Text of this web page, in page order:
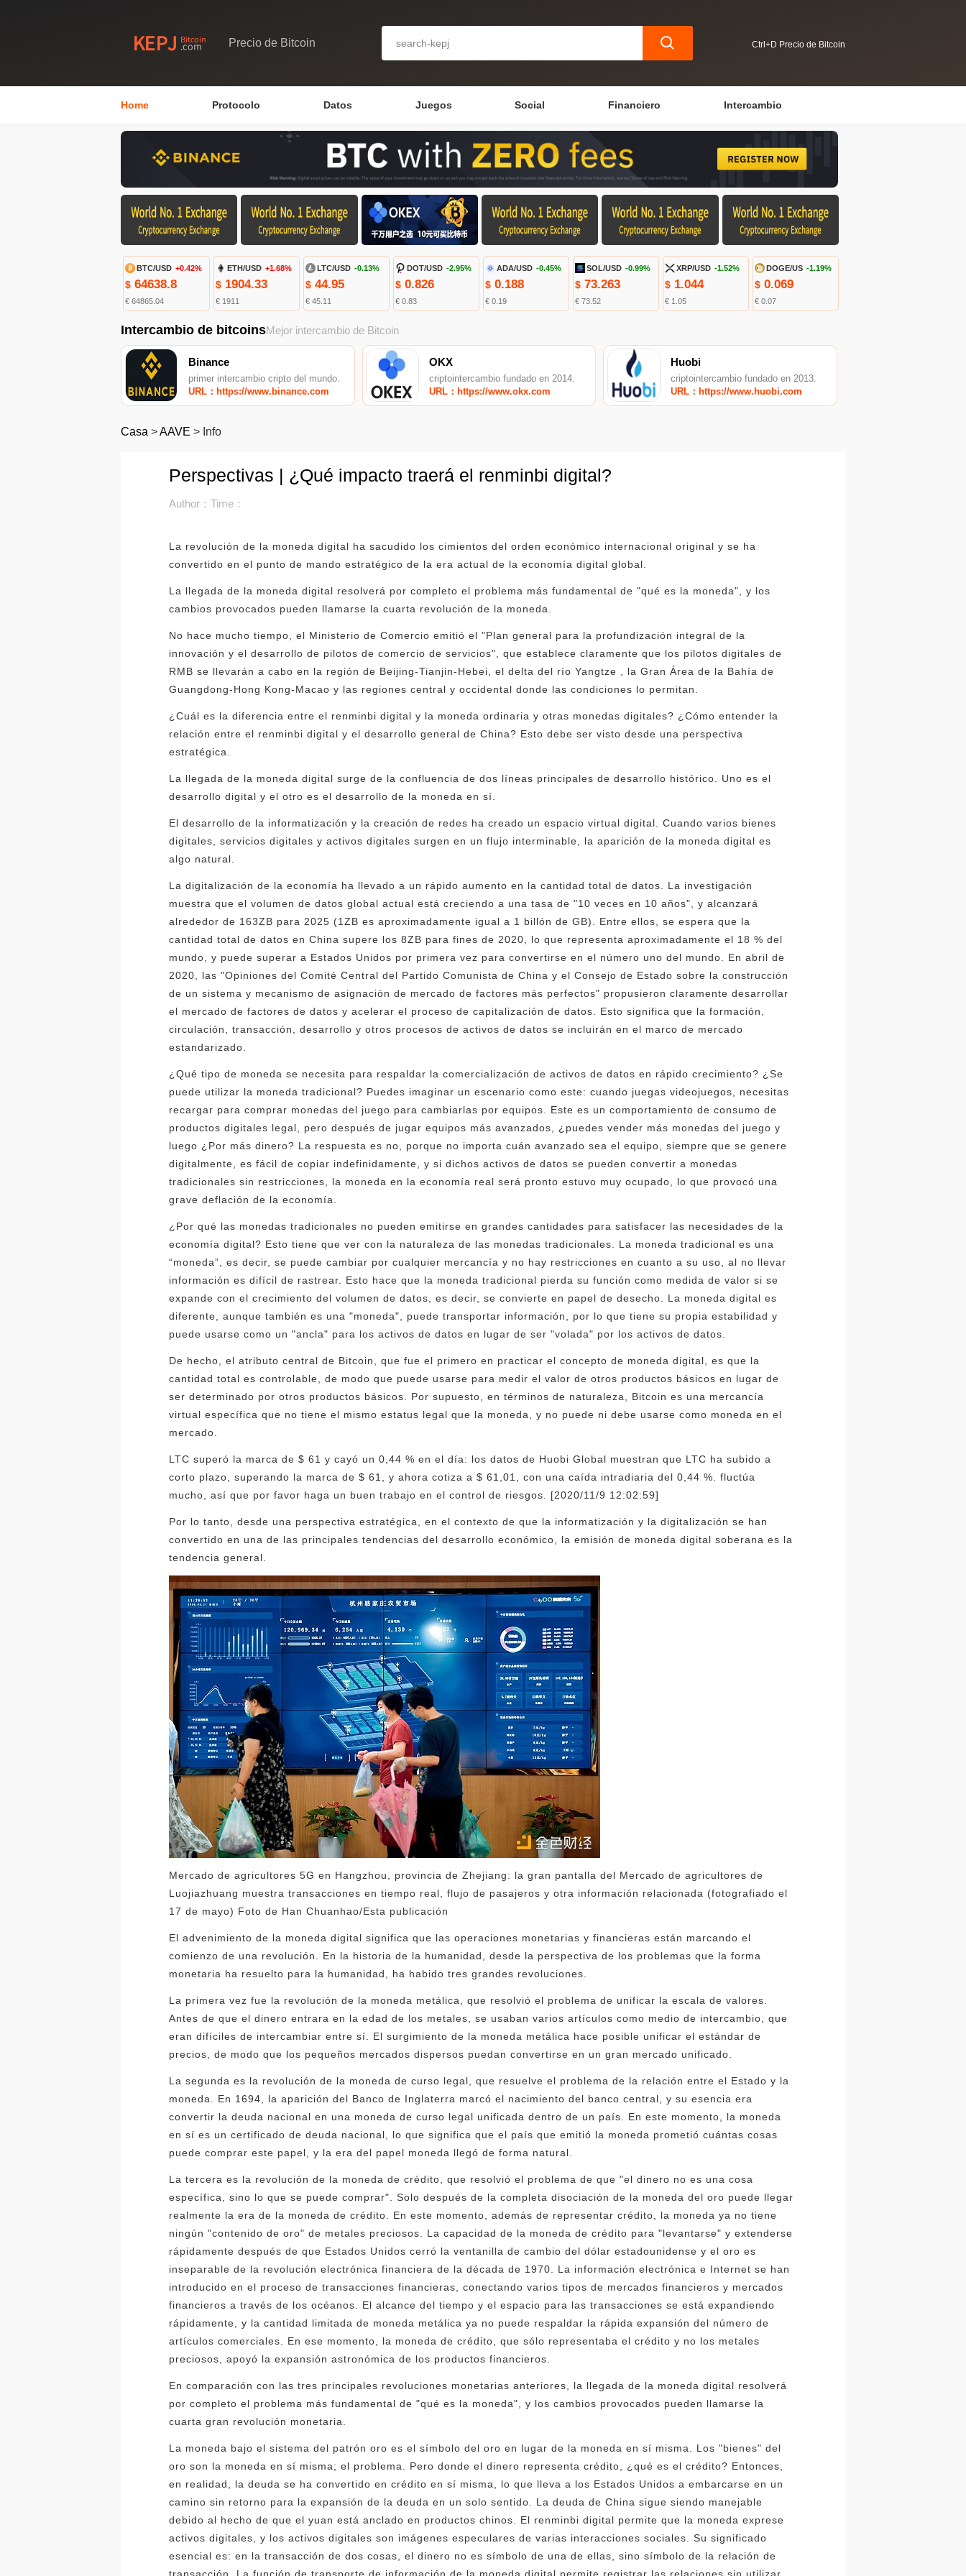
Precio de Bitcoin Ctrl+D Precio de Bitcoin
Home Protocolo Datos Juegos Social Financiero Intercambio
BTC/USD +0.42%
$ 64638.8
€ 64865.04
ETH/USD +1.68%
$1904.33
€ 1911
LTC/USD -0.13%
$44.95
€ 45.11
DOT/USD -2.95%
$0.826
€ 0.83
ADA/USD -0.45%
$0.188
€ 0.19
SOL/USD -0.99%
$ 73.263
€ 73.52
XRP/USD -1.52%
$ 1.044
€ 1.05
DOGE/US -1.19%
$ 0.069
€ 0.07
Intercambio de bitcoinsMejor intercambio de Bitcoin
Binance
primer intercambio cripto del mundo.
URL：https://www.binance.com
OKX
criptointercambio fundado en 2014.
URL：https://www.okx.com
Huobi
criptointercambio fundado en 2013.
URL：https://www.huobi.com
Casa >AAVE > Info
Perspectivas | ¿Qué impacto traerá el renminbi digital?
Author：Time：
La revolución de la moneda digital ha sacudido los cimientos del orden económico internacional original y se ha
convertido en el punto de mando estratégico de la era actual de la economía digital global.
La llegada de la moneda digital resolverá por completo el problema más fundamental de "qué es la moneda", y los
cambios provocados pueden llamarse la cuarta revolución de la moneda.
No hace mucho tiempo, el Ministerio de Comercio emitió el "Plan general para la profundización integral de la
innovación y el desarrollo de pilotos de comercio de servicios", que establece claramente que los pilotos digitales de
RMB se llevarán a cabo en la región de Beijing-Tianjin-Hebei, el delta del río Yangtze , la Gran Área de la Bahía de
Guangdong-Hong Kong-Macao y las regiones central y occidental donde las condiciones lo permitan.
¿Cuál es la diferencia entre el renminbi digital y la moneda ordinaria y otras monedas digitales? ¿Cómo entender la
relación entre el renminbi digital y el desarrollo general de China? Esto debe ser visto desde una perspectiva
estratégica.
La llegada de la moneda digital surge de la confluencia de dos líneas principales de desarrollo histórico. Uno es el
desarrollo digital y el otro es el desarrollo de la moneda en sí.
El desarrollo de la informatización y la creación de redes ha creado un espacio virtual digital. Cuando varios bienes
digitales, servicios digitales y activos digitales surgen en un flujo interminable, la aparición de la moneda digital es
algo natural.
La digitalización de la economía ha llevado a un rápido aumento en la cantidad total de datos. La investigación
muestra que el volumen de datos global actual está creciendo a una tasa de "10 veces en 10 años", y alcanzará
alrededor de 163ZB para 2025 (1ZB es aproximadamente igual a 1 billón de GB). Entre ellos, se espera que la
cantidad total de datos en China supere los 8ZB para fines de 2020, lo que representa aproximadamente el 18 % del
mundo, y puede superar a Estados Unidos por primera vez para convertirse en el número uno del mundo. En abril de
2020, las "Opiniones del Comité Central del Partido Comunista de China y el Consejo de Estado sobre la construcción
de un sistema y mecanismo de asignación de mercado de factores más perfectos" propusieron claramente desarrollar
el mercado de factores de datos y acelerar el proceso de capitalización de datos. Esto significa que la formación,
circulación, transacción, desarrollo y otros procesos de activos de datos se incluirán en el marco de mercado
estandarizado.
¿Qué tipo de moneda se necesita para respaldar la comercialización de activos de datos en rápido crecimiento? ¿Se
puede utilizar la moneda tradicional? Puedes imaginar un escenario como este: cuando juegas videojuegos, necesitas
recargar para comprar monedas del juego para cambiarlas por equipos. Este es un comportamiento de consumo de
productos digitales legal, pero después de jugar equipos más avanzados, ¿puedes vender más monedas del juego y
luego ¿Por más dinero? La respuesta es no, porque no importa cuán avanzado sea el equipo, siempre que se genere
digitalmente, es fácil de copiar indefinidamente, y si dichos activos de datos se pueden convertir a monedas
tradicionales sin restricciones, la moneda en la economía real será pronto estuvo muy ocupado, lo que provocó una
grave deflación de la economía.
¿Por qué las monedas tradicionales no pueden emitirse en grandes cantidades para satisfacer las necesidades de la
economía digital? Esto tiene que ver con la naturaleza de las monedas tradicionales. La moneda tradicional es una
“moneda”, es decir, se puede cambiar por cualquier mercancía y no hay restricciones en cuanto a su uso, al no llevar
información es difícil de rastrear. Esto hace que la moneda tradicional pierda su función como medida de valor si se
expande con el crecimiento del volumen de datos, es decir, se convierte en papel de desecho. La moneda digital es
diferente, aunque también es una "moneda", puede transportar información, por lo que tiene su propia estabilidad y
puede usarse como un "ancla" para los activos de datos en lugar de ser "volada" por los activos de datos.
De hecho, el atributo central de Bitcoin, que fue el primero en practicar el concepto de moneda digital, es que la
cantidad total es controlable, de modo que puede usarse para medir el valor de otros productos básicos en lugar de
ser determinado por otros productos básicos. Por supuesto, en términos de naturaleza, Bitcoin es una mercancía
virtual específica que no tiene el mismo estatus legal que la moneda, y no puede ni debe usarse como moneda en el
mercado.
LTC superó la marca de $ 61 y cayó un 0,44 % en el día: los datos de Huobi Global muestran que LTC ha subido a
corto plazo, superando la marca de $ 61, y ahora cotiza a $ 61,01, con una caída intradiaria del 0,44 %. fluctúa
mucho, así que por favor haga un buen trabajo en el control de riesgos. [2020/11/9 12:02:59]
Por lo tanto, desde una perspectiva estratégica, en el contexto de que la informatización y la digitalización se han
convertido en una de las principales tendencias del desarrollo económico, la emisión de moneda digital soberana es la
tendencia general.
Mercado de agricultores 5G en Hangzhou, provincia de Zhejiang: la gran pantalla del Mercado de agricultores de
Luojiazhuang muestra transacciones en tiempo real, flujo de pasajeros y otra información relacionada (fotografiado el
17 de mayo) Foto de Han Chuanhao/Esta publicación
El advenimiento de la moneda digital significa que las operaciones monetarias y financieras están marcando el
comienzo de una revolución. En la historia de la humanidad, desde la perspectiva de los problemas que la forma
monetaria ha resuelto para la humanidad, ha habido tres grandes revoluciones.
La primera vez fue la revolución de la moneda metálica, que resolvió el problema de unificar la escala de valores.
Antes de que el dinero entrara en la edad de los metales, se usaban varios artículos como medio de intercambio, que
eran difíciles de intercambiar entre sí. El surgimiento de la moneda metálica hace posible unificar el estándar de
precios, de modo que los pequeños mercados dispersos puedan convertirse en un gran mercado unificado.
La segunda es la revolución de la moneda de curso legal, que resuelve el problema de la relación entre el Estado y la
moneda. En 1694, la aparición del Banco de Inglaterra marcó el nacimiento del banco central, y su esencia era
convertir la deuda nacional en una moneda de curso legal unificada dentro de un país. En este momento, la moneda
en sí es un certificado de deuda nacional, lo que significa que el país que emitió la moneda prometió cuántas cosas
puede comprar este papel, y la era del papel moneda llegó de forma natural.
La tercera es la revolución de la moneda de crédito, que resolvió el problema de que "el dinero no es una cosa
específica, sino lo que se puede comprar". Solo después de la completa disociación de la moneda del oro puede llegar
realmente la era de la moneda de crédito. En este momento, además de representar crédito, la moneda ya no tiene
ningún "contenido de oro" de metales preciosos. La capacidad de la moneda de crédito para "levantarse" y extenderse
rápidamente después de que Estados Unidos cerró la ventanilla de cambio del dólar estadounidense y el oro es
inseparable de la revolución electrónica financiera de la década de 1970. La información electrónica e Internet se han
introducido en el proceso de transacciones financieras, conectando varios tipos de mercados financieros y mercados
financieros a través de los océanos. El alcance del tiempo y el espacio para las transacciones se está expandiendo
rápidamente, y la cantidad limitada de moneda metálica ya no puede respaldar la rápida expansión del número de
artículos comerciales. En ese momento, la moneda de crédito, que sólo representaba el crédito y no los metales
preciosos, apoyó la expansión astronómica de los productos financieros.
En comparación con las tres principales revoluciones monetarias anteriores, la llegada de la moneda digital resolverá
por completo el problema más fundamental de "qué es la moneda", y los cambios provocados pueden llamarse la
cuarta gran revolución monetaria.
La moneda bajo el sistema del patrón oro es el símbolo del oro en lugar de la moneda en sí misma. Los "bienes" del
oro son la moneda en sí misma; el problema. Pero donde el dinero representa crédito, ¿qué es el crédito? Entonces,
en realidad, la deuda se ha convertido en crédito en sí misma, lo que lleva a los Estados Unidos a embarcarse en un
camino sin retorno para la expansión de la deuda en un solo sentido. La deuda de China sigue siendo manejable
debido al hecho de que el yuan está anclado en productos chinos. El renminbi digital permite que la moneda exprese
activos digitales, y los activos digitales son imágenes especulares de varias interacciones sociales. Su significado
esencial es: en la transacción de dos cosas, el dinero no es símbolo de una de ellas, sino símbolo de la relación de